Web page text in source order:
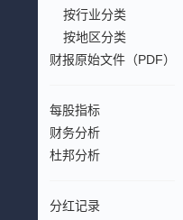
按行业分类
按地区分类
财报原始文件（PDF）
每股指标
财务分析
杜邦分析
分红记录